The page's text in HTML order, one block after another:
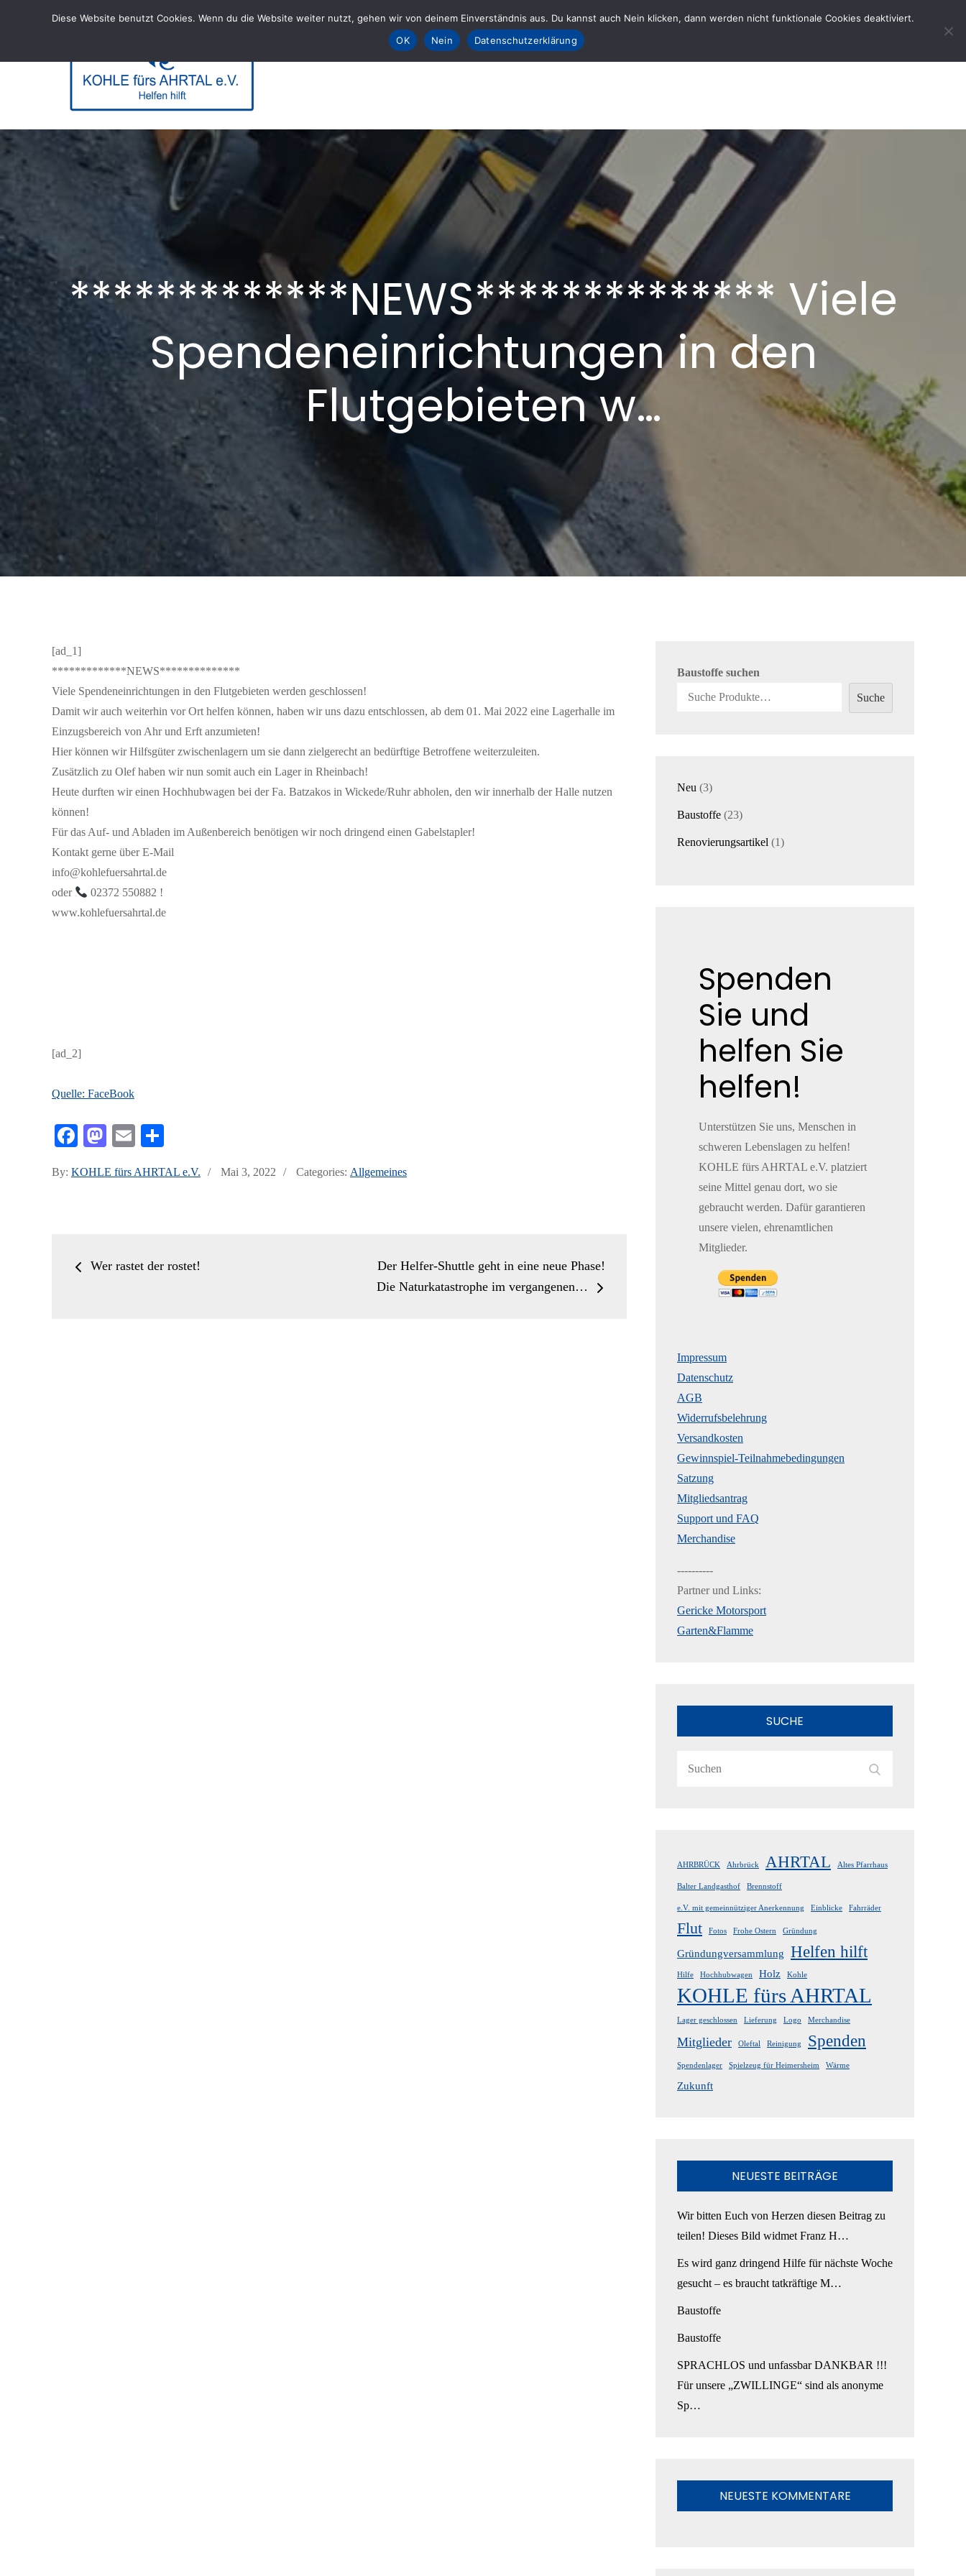
*************NEWS************** Viele
Spendeneinrichtungen in den
Flutgebieten w…
[ad_1]
*************NEWS**************
Viele Spendeneinrichtungen in den Flutgebieten werden geschlossen!
Damit wir auch weiterhin vor Ort helfen können, haben wir uns dazu entschlossen, ab dem 01. Mai 2022 eine Lagerhalle im
Einzugsbereich von Ahr und Erft anzumieten!
Hier können wir Hilfsgüter zwischenlagern um sie dann zielgerecht an bedürftige Betroffene weiterzuleiten.
Zusätzlich zu Olef haben wir nun somit auch ein Lager in Rheinbach!
Heute durften wir einen Hochhubwagen bei der Fa. Batzakos in Wickede/Ruhr abholen, den wir innerhalb der Halle nutzen
können!
Für das Auf- und Abladen im Außenbereich benötigen wir noch dringend einen Gabelstapler!
Kontakt gerne über E-Mail
info@kohlefuersahrtal.de
oder
02372 550882 !
www.kohlefuersahrtal.de
[ad_2]
Quelle: FaceBook
Fa
bo
M
to
E
ail n
By: KOHLE fürs AHRTAL e.V.
Posted
Mai 3, 2022 Categories: Allgemeines
Beitrags-
Navigation
Wer rastet der rostet!
Der Helfer-Shuttle geht in eine neue Phase!
Die Naturkatastrophe im vergangenen…
Baustoffe suchen
Suche
Neu 33
Baustoffe 2323
Renovierungsartikel 11
Spenden
Sie und
helfen Sie
helfen!
Unterstützen Sie uns, Menschen in
schweren Lebenslagen zu helfen!
KOHLE fürs AHRTAL e.V. platziert
seine Mittel genau dort, wo sie
gebraucht werden. Dafür garantieren
unsere vielen, ehrenamtlichen
Mitglieder.
Impressum
Datenschutz
AGB
Widerrufsbelehrung
Versandkosten
Gewinnspiel-Teilnahmebedingungen
Satzung
Mitgliedsantrag
Support und FAQ
Merchandise
----------
Partner und Links:
Gericke Motorsport
Garten&Flamme
SUCHE
AHRBRÜCK Ahrbrück AHRTAL Altes Pfarrhaus
Balter Landgasthof Brennstoff
e.V. mit gemeinnütziger Anerkennung Einblicke Fahrräder
Flut Fotos Frohe Ostern Gründung
Gründungversammlung Helfen hilft
Hilfe Hochhubwagen Holz Kohle
KOHLE fürs AHRTAL
Lager geschlossen Lieferung Logo Merchandise
Mitglieder Oleftal Reinigung Spenden
Spendenlager Spielzeug für Heimersheim Wärme
Zukunft
NEUESTE BEITRÄGE
Wir bitten Euch von Herzen diesen Beitrag zu
teilen! Dieses Bild widmet Franz H…
Es wird ganz dringend Hilfe für nächste Woche
gesucht – es braucht tatkräftige M…
Baustoffe
Baustoffe
SPRACHLOS und unfassbar DANKBAR !!!
Für unsere „ZWILLINGE“ sind als anonyme
Sp…
NEUESTE KOMMENTARE
Diese Website benutzt Cookies. Wenn du die Website weiter nutzt, gehen wir von deinem Einverständnis aus. Du kannst auch Nein klicken, dann werden nicht funktionale Cookies deaktiviert.
OK
Nein Datenschutzerklärung